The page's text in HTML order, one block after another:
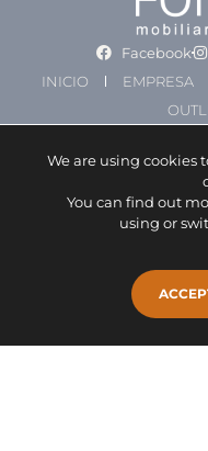
Facebook
INICIO
EMPRESA
Proyecto
AVISO LEGAL
POLÍTICA DE
We are using cookies
You can find out
using or